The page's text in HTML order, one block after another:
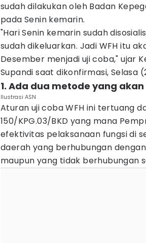
sudah dilakukan oleh Badan
pada Senin kemarin.
"Hari Senin kemarin sudah
sudah dikeluarkan. Jadi WFH itu
Desember menjadi uji coba," ujar
Supandi saat dikonfirmasi, Selasa
1. Ada dua metode yang
Ilustrasi ASN
Aturan uji coba WFH ini tertuang
150/KPG.03/BKD yang mana
efektivitas pelaksanaan fungsi di
daerah yang berhubungan
maupun yang tidak berhubungan